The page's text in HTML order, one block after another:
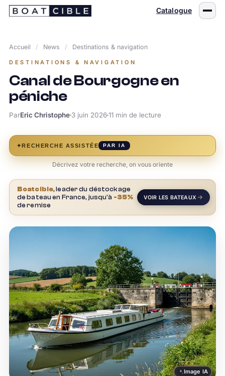
Passer
Catalogue
Accueil / News / Destinations & navigation
DESTINATIONS & NAVIGATION
Canal de Bourgogne en
péniche
ParEric Christophe3 juin 202611 min de lecture
✦RECHERCHE ASSISTÉE PAR IA
Décrivez votre recherche, on vous oriente
Boatcible, leader du déstockage
de bateau en France, jusqu'à -35%
de remise
VOIR LES BATEAUX
Image IA